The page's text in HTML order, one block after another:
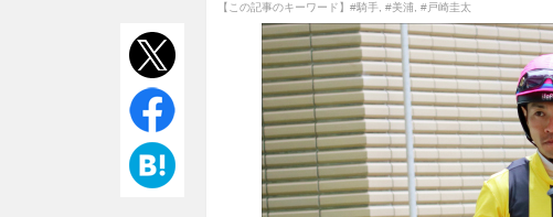
【この記事のキーワード】 #騎手 #美浦 #戸崎圭太